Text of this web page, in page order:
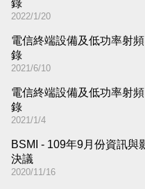
錄
2022/1/20
電信終端設備及低功率射
錄
2021/6/10
電信終端設備及低功率射
錄
2021/1/4
BSMI - 109年9月份資訊與
決議
2020/11/16